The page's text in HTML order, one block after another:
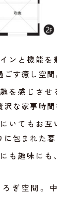
ンと機能を
す癒し空間
を感じさせ
な家事時間
いてもお互
包まれた暮
も趣味にも
ぎ空間。